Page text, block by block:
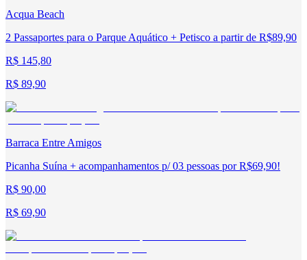
Acqua Beach
2 Passaportes para o Parque Aquático + Petisco a partir de R$89,90
R$ 145,80
R$ 89,90
Barraca Entre Amigos
Picanha Suína + acompanhamentos p/ 03 pessoas por R$69,90!
R$ 90,00
R$ 69,90